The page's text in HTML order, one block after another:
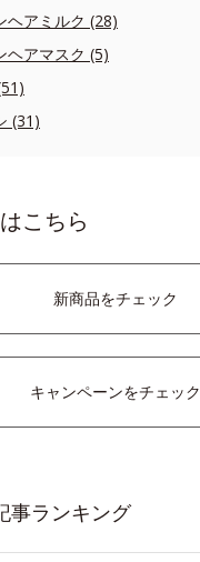
ヘアミルク (28)
ヘアマスク (5)
(31)
こちら
新商品をチェック
キャンペーンをチェック
事ランキング